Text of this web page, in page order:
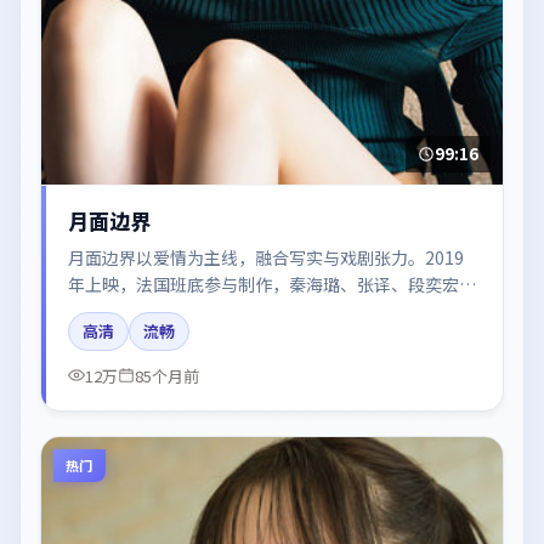
99:16
月面边界
月面边界以爱情为主线，融合写实与戏剧张力。2019
年上映，法国班底参与制作，秦海璐、张译、段奕宏、
廖凡、汤唯在片中呈现细腻表演，影像风格统一，配乐
与剪辑强化了情绪曲线。
高清
流畅
12万
85个月前
热门